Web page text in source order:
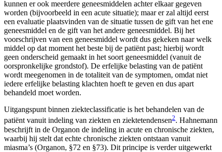
kunnen er ook meerdere geneesmiddelen achter elkaar gegeven
worden (bijvoorbeeld in een acute situatie); maar er zal altijd eerst
een evaluatie plaatsvinden van de situatie tussen de gift van het ene
geneesmiddel en de gift van het andere geneesmiddel. Bij het
voorschrijven van een geneesmiddel wordt dus gekeken naar welk
middel op dat moment het beste bij de patiënt past; hierbij wordt
geen onderscheid gemaakt in het soort geneesmiddel (vanuit de
oorspronkelijke grondstof). De erfelijke belasting van de patiënt
wordt meegenomen in de totaliteit van de symptomen, omdat niet
iedere erfelijke belasting klachten hoeft te geven en dus apart
behandeld moet worden.
Uitgangspunt binnen ziekteclassificatie is het behandelen van de
patiënt vanuit indeling van ziekten en ziektetendensen2. Hahnemann
beschrijft in de Organon de indeling in acute en chronische ziekten,
waarbij hij stelt dat echte chronische ziekten ontstaan vanuit
miasma’s (Organon, §72 en §73). Dit principe is verder uitgewerkt